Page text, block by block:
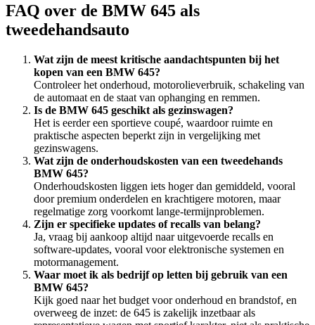
FAQ over de BMW 645 als
tweedehandsauto
Wat zijn de meest kritische aandachtspunten bij het
kopen van een BMW 645?
Controleer het onderhoud, motorolieverbruik, schakeling van
de automaat en de staat van ophanging en remmen.
Is de BMW 645 geschikt als gezinswagen?
Het is eerder een sportieve coupé, waardoor ruimte en
praktische aspecten beperkt zijn in vergelijking met
gezinswagens.
Wat zijn de onderhoudskosten van een tweedehands
BMW 645?
Onderhoudskosten liggen iets hoger dan gemiddeld, vooral
door premium onderdelen en krachtigere motoren, maar
regelmatige zorg voorkomt lange-termijnproblemen.
Zijn er specifieke updates of recalls van belang?
Ja, vraag bij aankoop altijd naar uitgevoerde recalls en
software-updates, vooral voor elektronische systemen en
motormanagement.
Waar moet ik als bedrijf op letten bij gebruik van een
BMW 645?
Kijk goed naar het budget voor onderhoud en brandstof, en
overweeg de inzet: de 645 is zakelijk inzetbaar als